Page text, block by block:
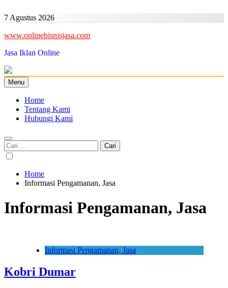
to
7 Agustus 2026
www.onlinebisnisjasa.com
Jasa Iklan Online
Menu
Home
Tentang Kami
Hubungi Kami
Cari
untuk:
Home
Informasi Pengamanan, Jasa
Informasi Pengamanan, Jasa
Informasi Pengamanan, Jasa
Kobri Dumar